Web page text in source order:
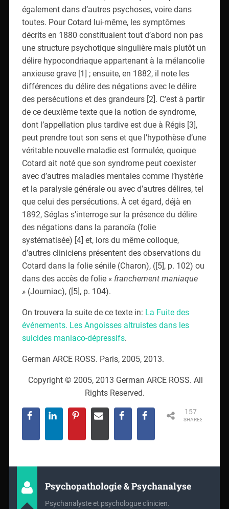
également dans d’autres psychoses, voire dans
toutes. Pour Cotard lui-même, les symptômes
décrits en 1880 constituaient tout d’abord non pas
une structure psychotique singulière mais plutôt un
délire hypocondriaque appartenant à la mélancolie
anxieuse grave [1] ; ensuite, en 1882, il note les
différences du délire des négations avec le délire
des persécutions et des grandeurs [2]. C’est à partir
de ce deuxième texte que la notion de syndrome,
dont l’appellation plus tardive est due à Régis [3],
peut prendre tout son sens et que l’hypothèse d’une
véritable nouvelle maladie est formulée, quoique
Cotard ait noté que son syndrome peut coexister
avec d’autres maladies mentales comme l’hystérie
et la paralysie générale ou avec d’autres délires, tel
que celui des persécutions. À cet égard, déjà en
1892, Séglas s’interroge sur la présence du délire
des négations dans la paranoïa (folie
systématisée) [4] et, lors du même colloque,
d’autres cliniciens présentent des observations du
Cotard dans la folie sénile (Charon), ([5], p. 102) ou
dans des accès de folie « franchement maniaque
»(Journiac), ([5], p. 104).
On trouvera la suite de ce texte in: La Fuite des
événements. Les Angoisses altruistes dans les
suicides maniaco-dépressifs.
German ARCE ROSS. Paris, 2005, 2013.
Copyright © 2005, 2013 German ARCE ROSS. All
Rights Reserved.
SHARES
157
Psychopathologie & Psychanalyse
Psychanalyste et psychologue clinicien.